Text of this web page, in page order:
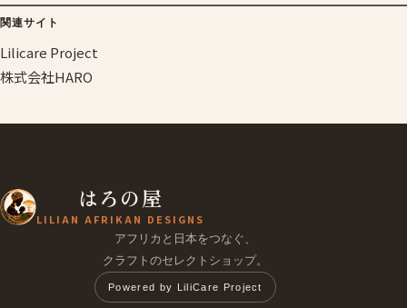
関連サイト
Lilicare Project
株式会社HARO
はろの屋
LILIAN AFRIKAN DESIGNS
アフリカと日本をつなぐ、
クラフトのセレクトショップ。
Powered by LiliCare Project